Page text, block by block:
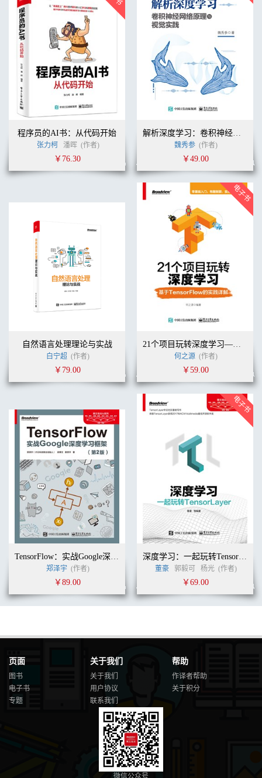
程序员的AI书：从代码开始
张力柯 潘晖 (作者)
￥76.30
魏秀参 (作者)
￥49.00
自然语言处理理论与实战
白宁超 (作者)
￥79.00
何之源 (作者)
￥59.00
郑泽宇 (作者)
￥89.00
董豪 郭毅可 杨光 (作者)
￥69.00
页面
图书
电子书
专题
关于我们
关于我们
用户协议
联系我们
帮助
作译者帮助
关于积分
微信公众号